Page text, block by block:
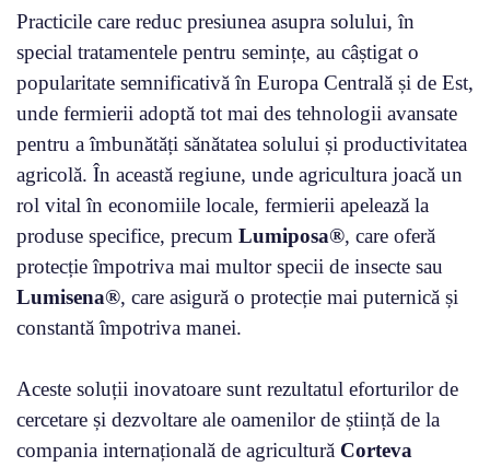
Practicile care reduc presiunea asupra solului, în
special tratamentele pentru semințe, au câștigat o
popularitate semnificativă în Europa Centrală și de Est,
unde fermierii adoptă tot mai des tehnologii avansate
pentru a îmbunătăți sănătatea solului și productivitatea
agricolă. În această regiune, unde agricultura joacă un
rol vital în economiile locale, fermierii apelează la
produse specifice, precum Lumiposa®, care oferă
protecție împotriva mai multor specii de insecte sau
Lumisena®, care asigură o protecție mai puternică și
constantă împotriva manei.
Aceste soluții inovatoare sunt rezultatul eforturilor de
cercetare și dezvoltare ale oamenilor de știință de la
compania internațională de agricultură Corteva